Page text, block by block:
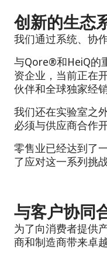
创新的生态
我们通过系统、协
与Qore®和HeiQ的
资企业，当前正在
伙伴和全球独家经销
我们还在实验室之
必须与供应商合作
零售业已经达到了
了应对这一系列挑
与客户协同
为了向消费者提供
商和制造商带来卓